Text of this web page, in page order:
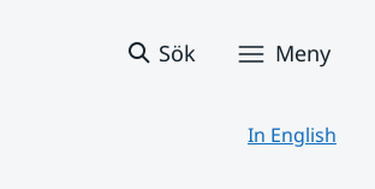
Sök Meny
In English